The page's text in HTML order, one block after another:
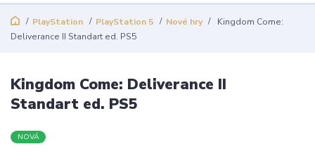
PlayStation PlayStation 5 Nové hry
Kingdom Come:
Deliverance II Standart ed. PS5
Kingdom Come: Deliverance II
Standart ed. PS5
NOVÁ